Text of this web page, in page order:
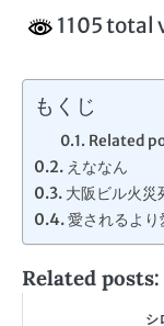
1105 total
もくじ
Related
えななん
大阪ビル火
愛されるより
Related posts:
シ